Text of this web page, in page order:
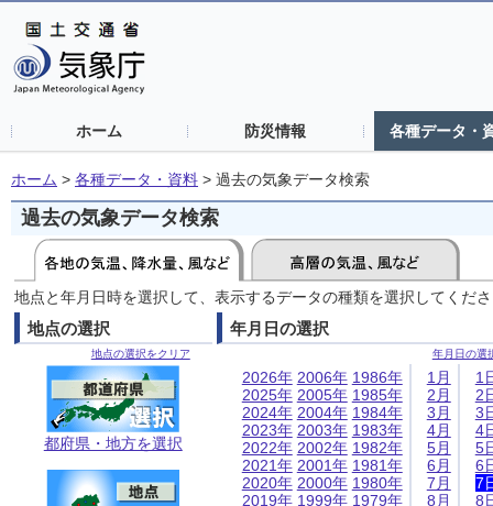
ホーム 防災情報 各種データ・
ホーム > 各種データ・資料 > 過去の気象データ検索
過去の気象データ検索
地点と年月日時を選択して、表示するデータの種類を選択してくだ
地点の選択
地点の選択をクリア
都府県・地方を選択
年月日の選択
年月日の選
2026年
2025年
2024年
2023年
2022年
2021年
2020年
2019年
2006年
2005年
2004年
2003年
2002年
2001年
2000年
1999年
1986年
1985年
1984年
1983年
1982年
1981年
1980年
1979年
1月
2月
3月
4月
5月
6月
7月
8月
1
2
3
4
5
6
7
8